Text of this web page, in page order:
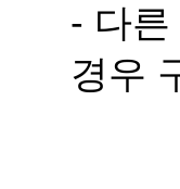
경우